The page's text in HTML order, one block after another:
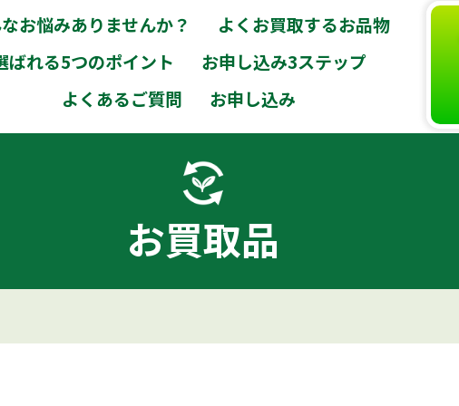
お悩みありませんか？
よくお買取するお品物
ばれる5つのポイント
お申し込み3ステップ
よくあるご質問
お申し込み
お買取品